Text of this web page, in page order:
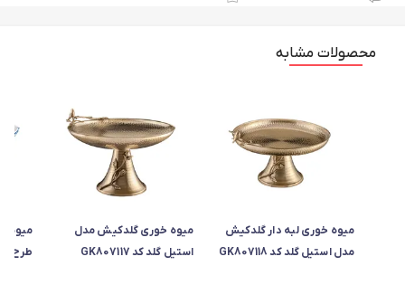
محصولات مشابه
میوه خوری لبه دار گلدکیش
مدل استیل گلد کد GK807118
میوه خوری گلدکیش مدل
استیل گلد کد GK807117
میوه
طرح